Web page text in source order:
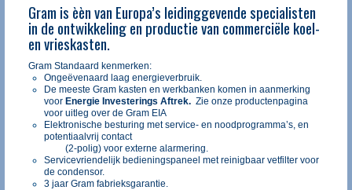
Gram is èèn van Europa’s leidinggevende specialisten
in de ontwikkeling en productie van commerciële koel-
en vrieskasten.
Gram Standaard kenmerken:
Ongeëvenaard laag energieverbruik.
De meeste Gram kasten en werkbanken komen in aanmerking
voor Energie Investerings Aftrek. Zie onze productenpagina
voor uitleg over de Gram EIA
Elektronische besturing met service- en noodprogramma’s, en
potentiaalvrij contact
(2-polig) voor externe alarmering.
Servicevriendelijk bedieningspaneel met reinigbaar vetfilter voor
de condensor.
3 jaar Gram fabrieksgarantie.